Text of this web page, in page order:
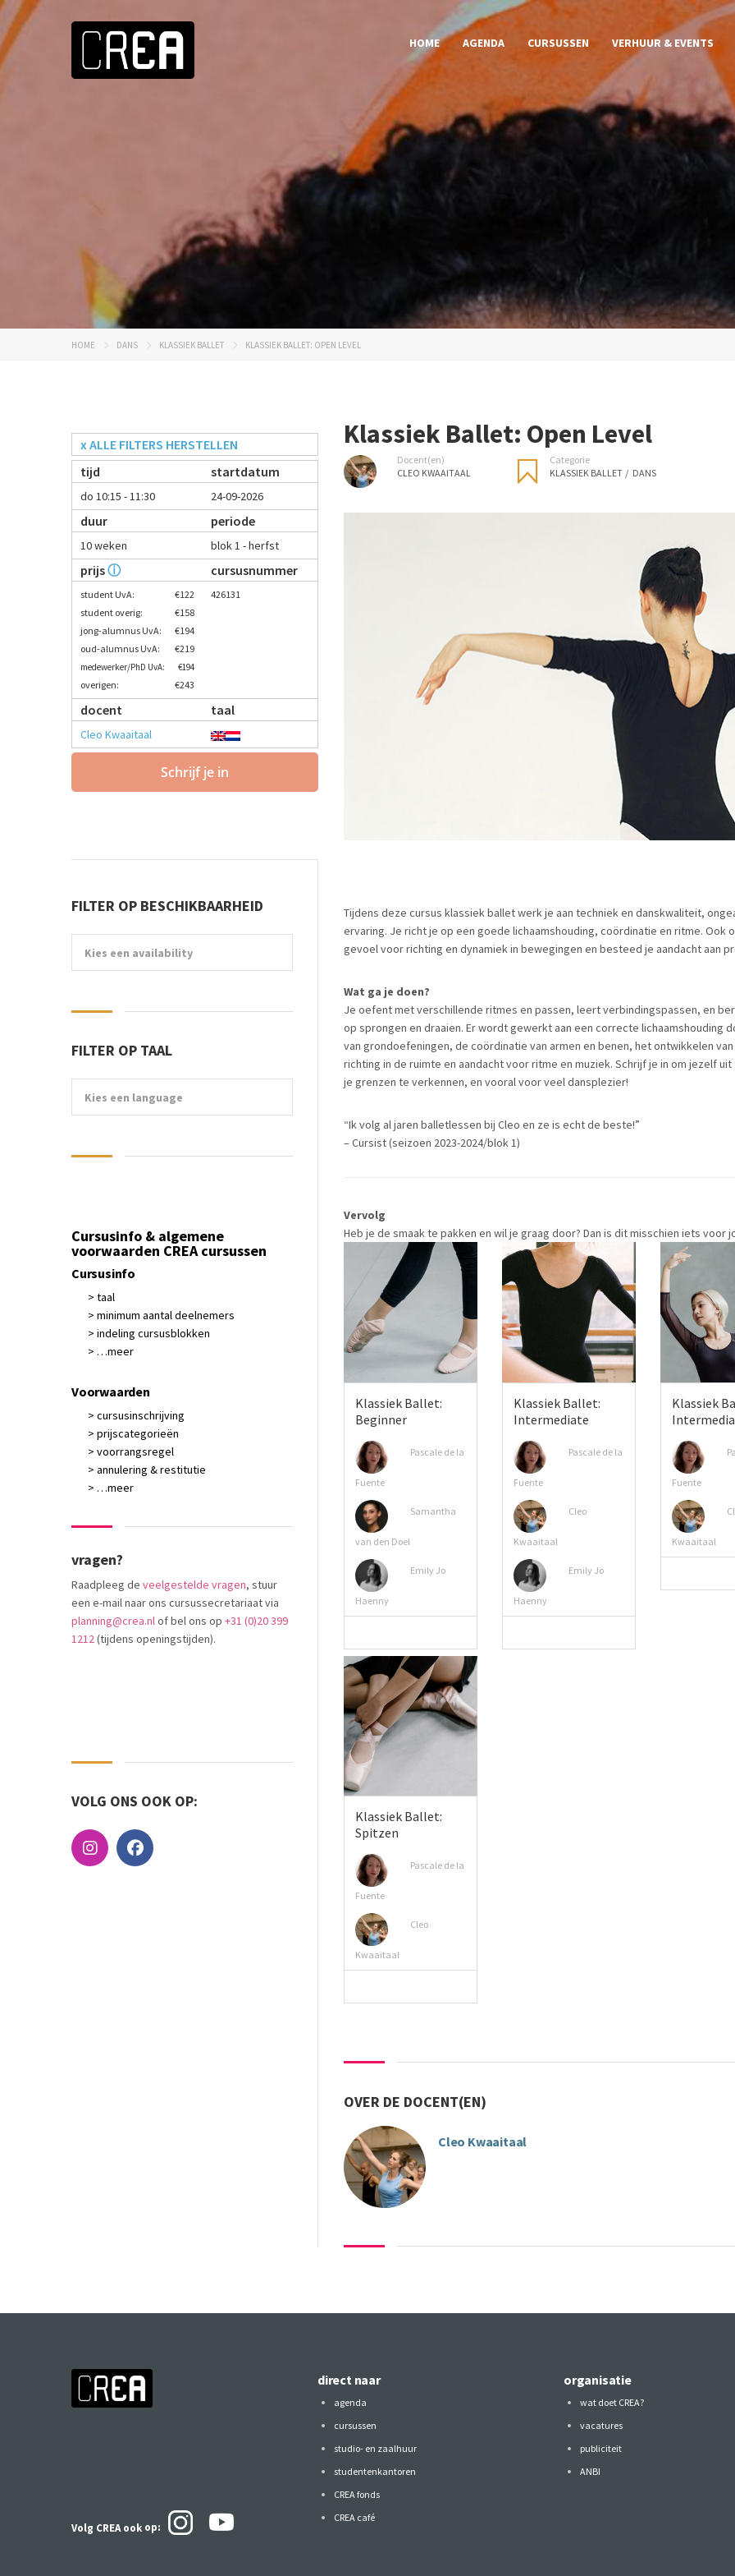
HOME AGENDA CURSUSSEN VERHUUR & EVENTS
HOME DANS KLASSIEK BALLET KLASSIEK BALLET: OPEN LEVEL
Klassiek Ballet: Open Level
Docent(en)
CLEO KWAAITAAL
Categorie
KLASSIEK BALLET / DANS
Tijdens deze cursus klassiek ballet werk je aan techniek en danskwaliteit,
ervaring. Je richt je op een goede lichaamshouding, coördinatie en ritme. Ook
gevoel voor richting en dynamiek in bewegingen en besteed je aandacht aan
Wat ga je doen?
Je oefent met verschillende ritmes en passen, leert verbindingspassen, en
op sprongen en draaien. Er wordt gewerkt aan een correcte lichaamshouding
van grondoefeningen, de coördinatie van armen en benen, het ontwikkelen
richting in de ruimte en aandacht voor ritme en muziek. Schrijf je in om jezelf uit
je grenzen te verkennen, en vooral voor veel dansplezier!
“Ik volg al jaren balletlessen bij Cleo en ze is echt de beste!”
– Cursist (seizoen 2023-2024/blok 1)
Vervolg
Heb je de smaak te pakken en wil je graag door? Dan is dit misschien iets voor
Klassiek Ballet:
Beginner
Pascale de la
Fuente
Samantha
van den Doel
Emily Jo
Haenny
MEER INFO
Klassiek Ballet:
Intermediate
Pascale de la
Fuente
Cleo
Kwaaitaal
Emily Jo
Haenny
Klassiek
Fuente
Kwaaitaal
Klassiek Ballet:
Spitzen
Pascale de la
Fuente
Cleo
Kwaaitaal
OVER DE DOCENT(EN)
Cleo Kwaaitaal
x ALLE FILTERS HERSTELLEN
tijd
startdatum
do 10:15 - 11:30 24-09-2026
duur periode
10 weken blok 1 - herfst
prijsⓘ cursusnummer
student UvA:
€122
student overig:
€158
jong-alumnus UvA:
€194
oud-alumnus UvA:
€219
medewerker/PhD UvA: €194
overigen: €243
426131
docent taal
Cleo Kwaaitaal
Schrijf je in
FILTER OP BESCHIKBAARHEID
Kies een availability
FILTER OP TAAL
Kies een language
Cursusinfo & algemene
voorwaarden CREA cursussen
Cursusinfo
> taal
> minimum aantal deelnemers
> indeling cursusblokken
> …meer
Voorwaarden
> cursusinschrijving
> prijscategorieën
> voorrangsregel
> annulering & restitutie
> …meer
vragen?
Raadpleeg de veelgestelde vragen, stuur
een e-mail naar ons cursussecretariaat via
planning@crea.nlof bel ons op +31 (0)20 399
1212(tijdens openingstijden).
VOLG ONS OOK OP:
Volg CREA ook op:
direct naar
agenda
cursussen
studio- en zaalhuur
studentenkantoren
CREA fonds
CREA café
organisatie
wat doet CREA?
vacatures
publiciteit
ANBI